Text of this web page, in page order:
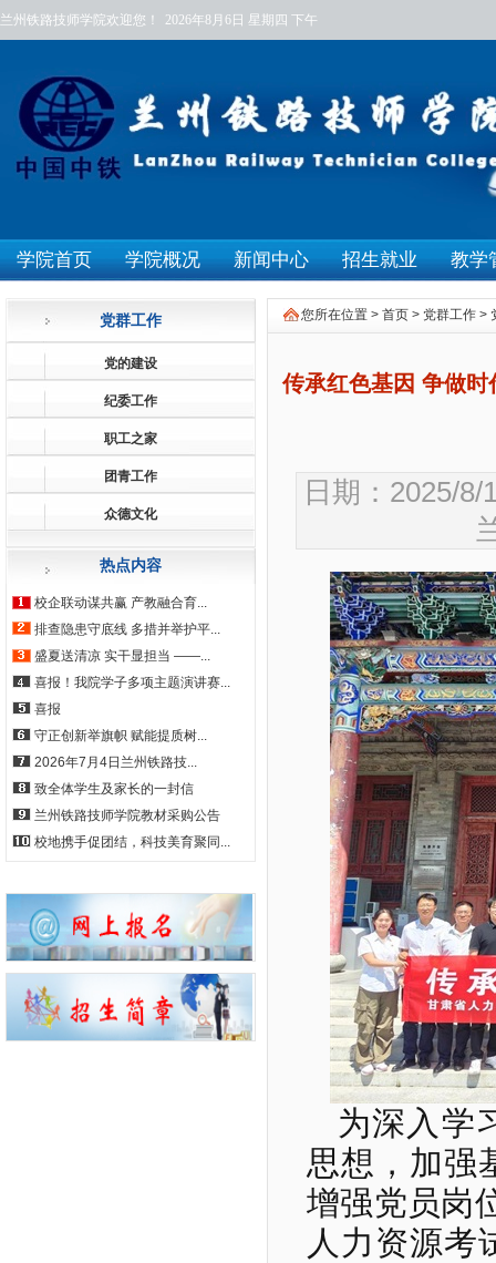
兰州铁路技师学院欢迎您！ 2026年8月6日 星期四 下午
学院首页 学院概况 新闻中心 招生就业 教学
党群工作
党的建设
纪委工作
职工之家
团青工作
众德文化
热点内容
校企联动谋共赢 产教融合育...
排查隐患守底线 多措并举护平...
盛夏送清凉 实干显担当 ——...
喜报！我院学子多项主题演讲赛...
喜报
守正创新举旗帜 赋能提质树...
2026年7月4日兰州铁路技...
致全体学生及家长的一封信
兰州铁路技师学院教材采购公告
校地携手促团结，科技美育聚同...
您所在位置 > 首页 > 党群工作 >
传承红色基因 争做
日期：2025/
为深入学
思想，加强
增强党员岗
人力资源考